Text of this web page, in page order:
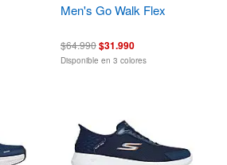
Men's Go Walk Flex
$64.990$31.990
Disponible en 3 colores